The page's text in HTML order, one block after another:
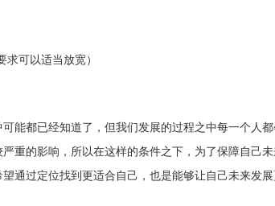
可以适当放宽）
能都已经知道了，但我们发展的过程之中每一个人
重的影响，所以在这样的条件之下，为了保障自己
通过定位找到更适合自己，也是能够让自己未来发展